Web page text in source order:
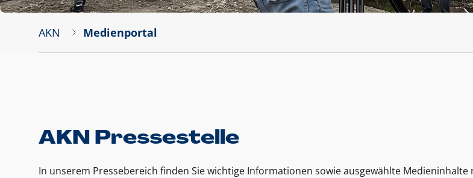
AKN Medienportal
AKN Pressestelle
In unserem Pressebereich finden Sie wichtige Informationen sowie ausgewählte